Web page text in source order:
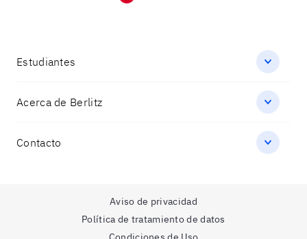
Estudiantes
Acerca de Berlitz
Contacto
Aviso de privacidad
Política de tratamiento de datos